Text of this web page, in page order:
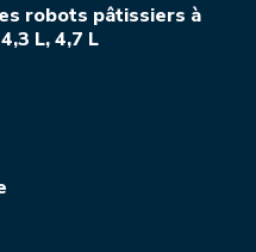
robots pâtissiers à
L, 4,7 L